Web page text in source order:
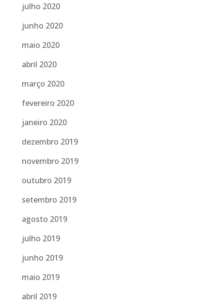
julho 2020
junho 2020
maio 2020
abril 2020
março 2020
fevereiro 2020
janeiro 2020
dezembro 2019
novembro 2019
outubro 2019
setembro 2019
agosto 2019
julho 2019
junho 2019
maio 2019
abril 2019